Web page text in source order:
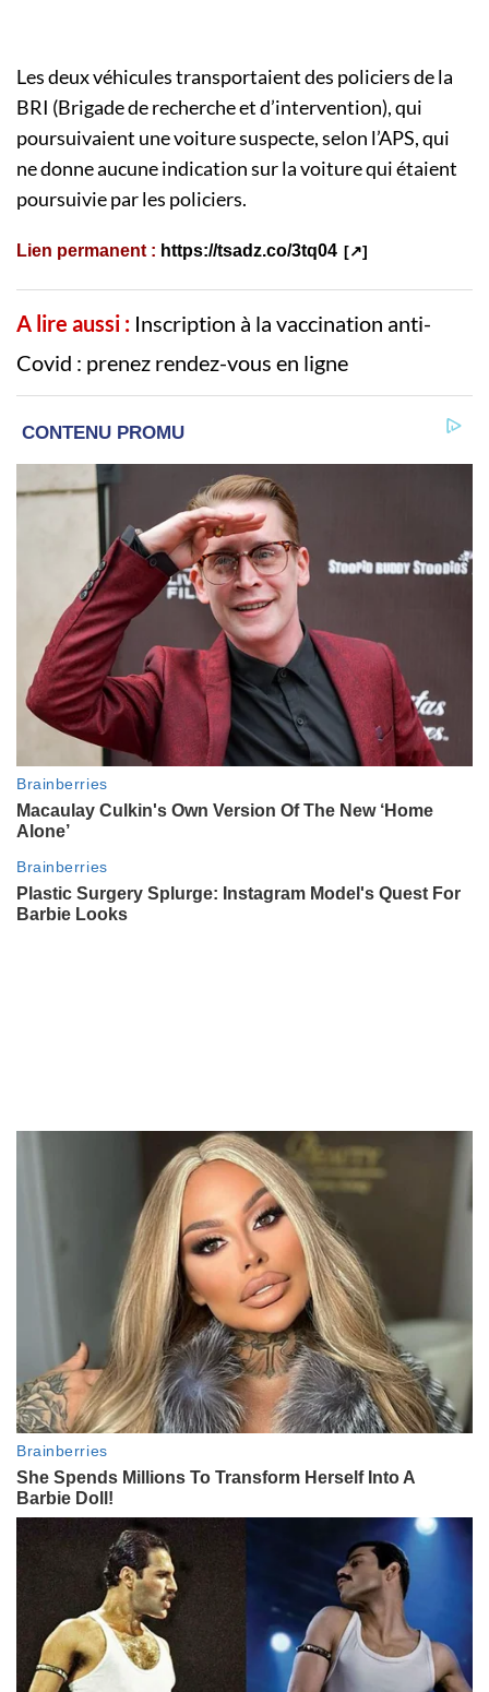
Les deux véhicules transportaient des policiers de la
BRI (Brigade de recherche et d’intervention), qui
poursuivaient une voiture suspecte, selon l’APS, qui
ne donne aucune indication sur la voiture qui étaient
poursuivie par les policiers.
Lien permanent : https://tsadz.co/3tq04
A lire aussi : Inscription à la vaccination anti-
Covid : prenez rendez-vous en ligne